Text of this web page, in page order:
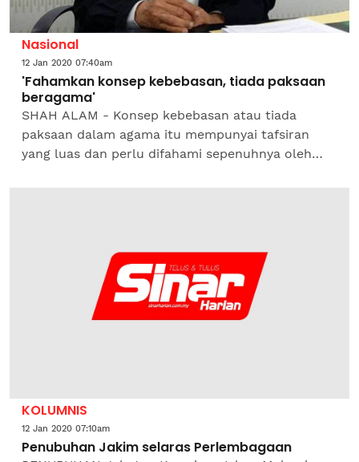
Nasional
12 Jan 2020 07:40am
'Fahamkan konsep kebebasan, tiada paksaan
beragama'
SHAH ALAM - Konsep kebebasan atau tiada
paksaan dalam agama itu mempunyai tafsiran
yang luas dan perlu difahami sepenuhnya oleh
Mufti Pulau Pinang,...
KOLUMNIS
12 Jan 2020 07:10am
Penubuhan Jakim selaras Perlembagaan